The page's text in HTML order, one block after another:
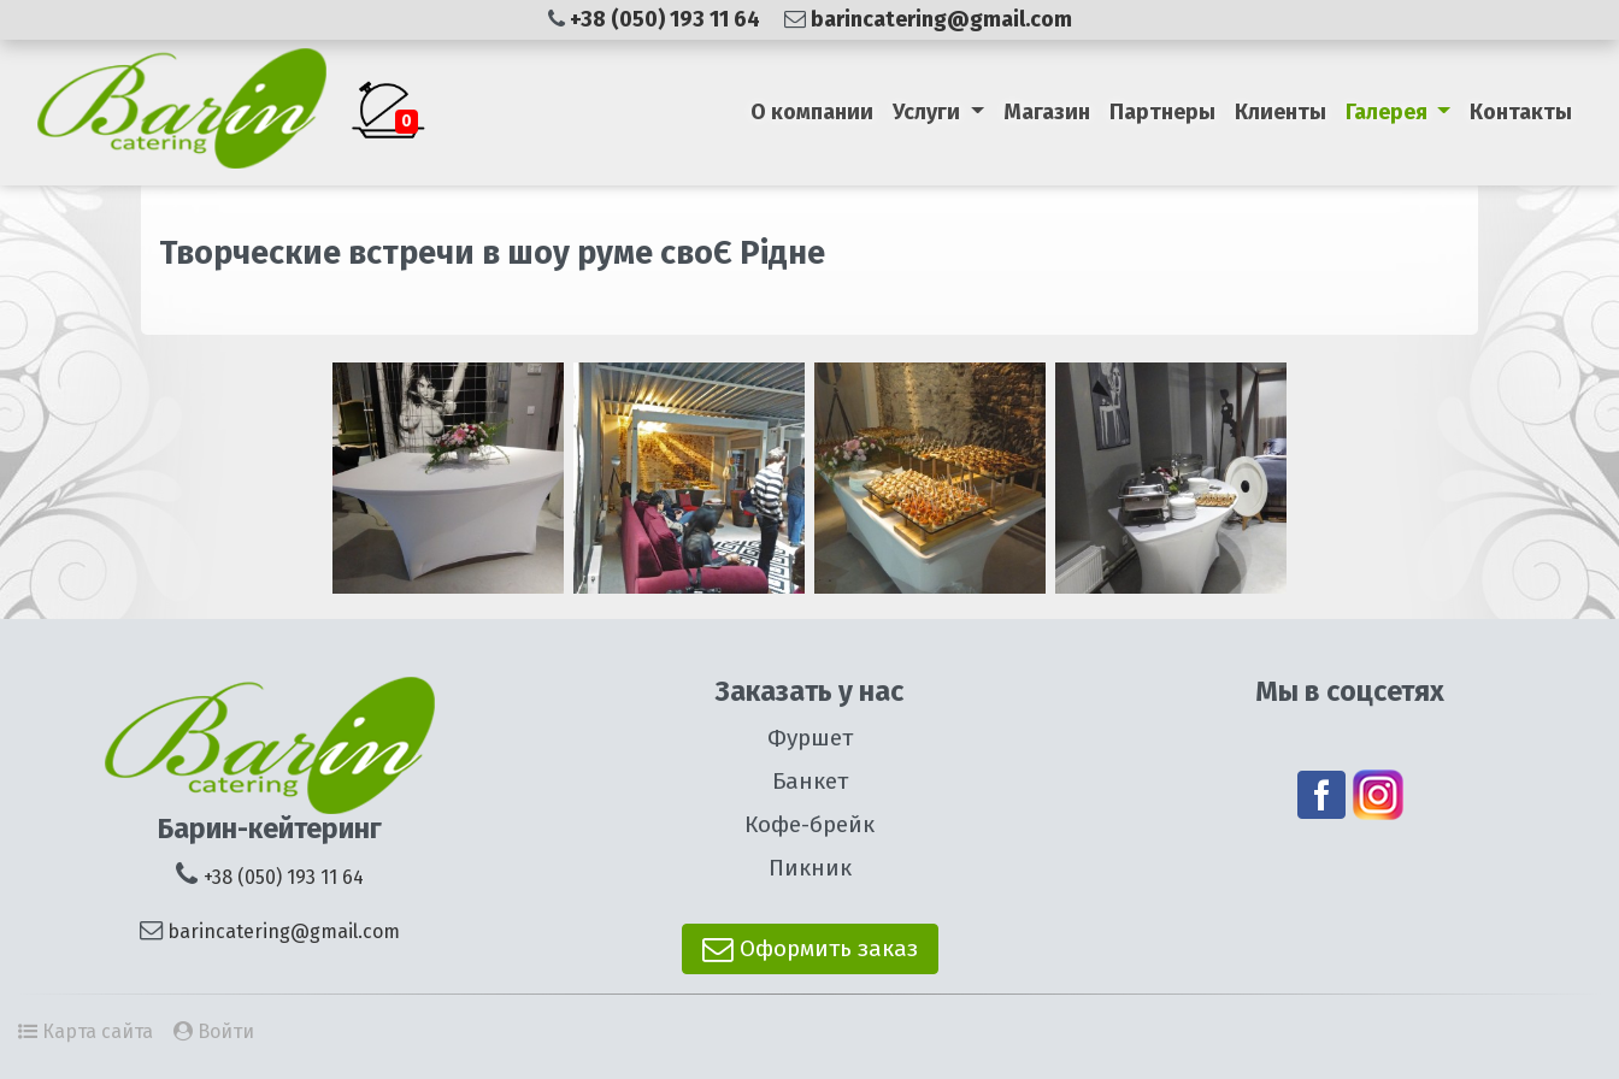
+38 (050) 193 11 64 barincatering@gmail.com
0 О компании Услуги Магазин Партнеры Клиенты Галерея Контакты
Творческие встречи в шоу руме своЄ Рідне
Барин-кейтеринг
+38 (050) 193 11 64
barincatering@gmail.com
Заказать у нас
Фуршет
Банкет
Кофе-брейк
Пикник
Оформить заказ
Мы в соцсетях
Карта сайта Войти